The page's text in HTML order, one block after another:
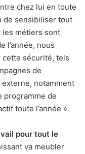
chez lui en toute
de sensibiliser tout
métiers sont
l’année, nous
sécurité, tels
de
notamment
programme de
toute l’année ».
pour tout le
va meubler